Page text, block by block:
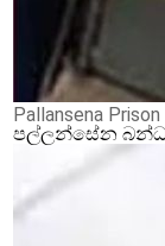
Pallansena Prison
පල්ලන්සේන